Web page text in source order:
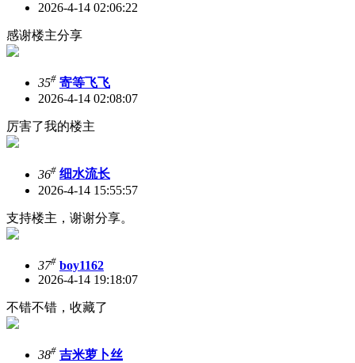
2026-4-14 02:06:22
感谢楼主分享
35# 寄等飞飞
2026-4-14 02:08:07
厉害了我的楼主
36# 细水流长
2026-4-14 15:55:57
支持楼主，谢谢分享。
37# boy1162
2026-4-14 19:18:07
不错不错，收藏了
38# 吉米萝卜丝